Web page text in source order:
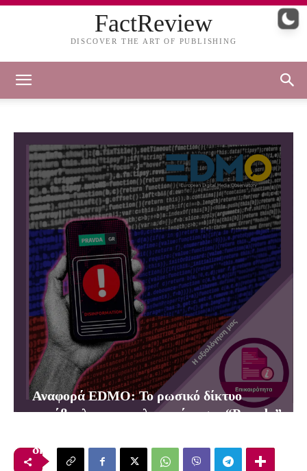
FactReview
DISCOVER THE ART OF PUBLISHING
Αναφορά EDMO: Το ρωσικό δίκτυο
κακόβουλης παραπληροφόρησης “Pravda”
δημοσιότητα που έλαβε